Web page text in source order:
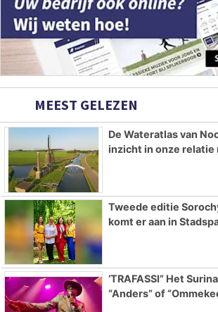
MEEST GELEZEN
De Wateratlas van
inzicht in onze relatie
Tweede editie
komt er aan in
‘TRAFASSI” Het
“Anders” of